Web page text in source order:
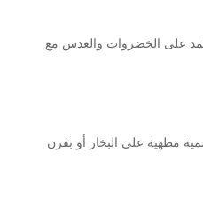
على الخضروات والعدس مع
مطهية على البخار أو بفرن